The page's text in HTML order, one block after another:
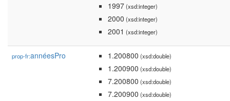
1997(xsd:integer)
2000 (xsd:integer)
2001 (xsd:integer)
prop-fr:annéesPro 1.200800 (xsd:double)
1.200900 (xsd:double)
7.200800 (xsd:double)
7.200900 (xsd:double)